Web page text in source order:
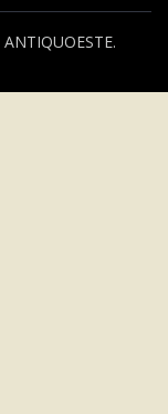
ANTIQUOESTE.